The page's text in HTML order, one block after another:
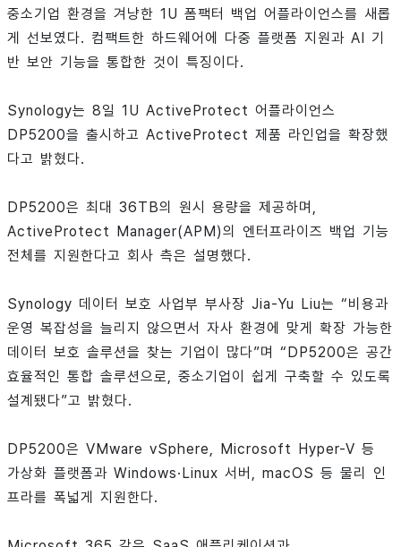
중소기업 환경을 겨냥한 1U 폼팩터 백업 어플라이언스를 새롭
게 선보였다. 컴팩트한 하드웨어에 다중 플랫폼 지원과 AI 기
반 보안 기능을 통합한 것이 특징이다.
Synology는 8일 1U ActiveProtect 어플라이언스
DP5200을 출시하고 ActiveProtect 제품 라인업을 확장했
다고 밝혔다.
DP5200은 최대 36TB의 원시 용량을 제공하며,
ActiveProtect Manager(APM)의 엔터프라이즈 백업 기능
전체를 지원한다고 회사 측은 설명했다.
Synology 데이터 보호 사업부 부사장 Jia-Yu Liu는 “비용과
운영 복잡성을 늘리지 않으면서 자사 환경에 맞게 확장 가능한
데이터 보호 솔루션을 찾는 기업이 많다”며 “DP5200은 공간
효율적인 통합 솔루션으로, 중소기업이 쉽게 구축할 수 있도록
설계됐다”고 밝혔다.
DP5200은 VMware vSphere, Microsoft Hyper-V 등
가상화 플랫폼과 Windows·Linux 서버, macOS 등 물리 인
프라를 폭넓게 지원한다.